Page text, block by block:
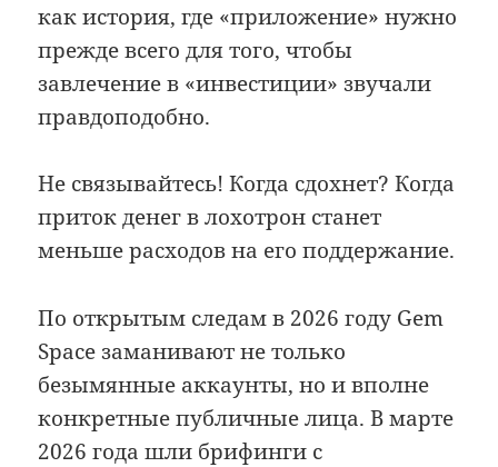
как история, где «приложение» нужно
прежде всего для того, чтобы
завлечение в «инвестиции» звучали
правдоподобно.
Не связывайтесь! Когда сдохнет? Когда
приток денег в лохотрон станет
меньше расходов на его поддержание.
По открытым следам в 2026 году Gem
Space заманивают не только
безымянные аккаунты, но и вполне
конкретные публичные лица. В марте
2026 года шли брифинги с